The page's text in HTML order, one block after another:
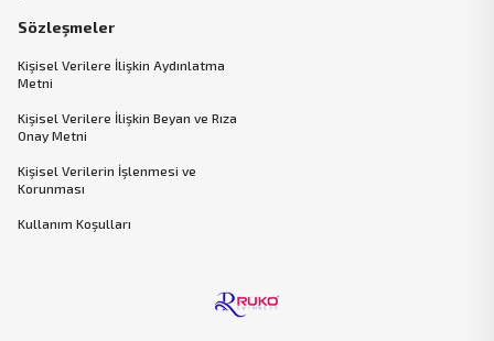
Sözleşmeler
Kişisel Verilere İlişkin Aydınlatma
Metni
Kişisel Verilere İlişkin Beyan ve Rıza
Onay Metni
Kişisel Verilerin İşlenmesi ve
Korunması
Kullanım Koşulları